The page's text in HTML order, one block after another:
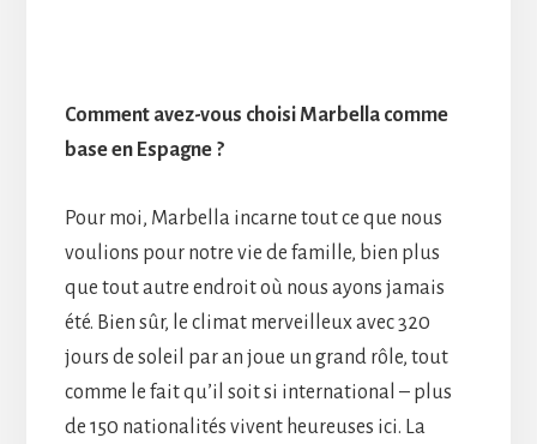
Comment avez-vous choisi Marbella comme
base en Espagne ?
Pour moi, Marbella incarne tout ce que nous
voulions pour notre vie de famille, bien plus
que tout autre endroit où nous ayons jamais
été. Bien sûr, le climat merveilleux avec 320
jours de soleil par an joue un grand rôle, tout
comme le fait qu’il soit si international – plus
de 150 nationalités vivent heureuses ici. La